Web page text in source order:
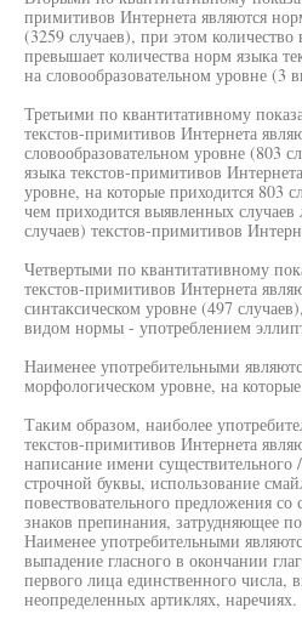
примитивов Интернета являются
(3259 случаев), при этом
превышает количества норм языка
на словообразовательном уровне (3
Третьими по квантитативному
текстов-примитивов Интернета
словообразовательном уровне (803
языка текстов-примитивов
уровне, на которые приходится 803
чем приходится выявленных
случаев) текстов-примитивов
Четвертыми по квантитативному
текстов-примитивов Интернета
синтаксическом уровне (497
видом нормы - употреблением
Наименее употребительными
морфологическом уровне, на
Таким образом, наиболее
текстов-примитивов Интернета
написание имени существительного
строчной буквы, использование
повествовательного предложения со
знаков препинания, затрудняющее
Наименее употребительными
выпадение гласного в окончании
первого лица единственного числа,
неопределенных артиклях, наречиях.